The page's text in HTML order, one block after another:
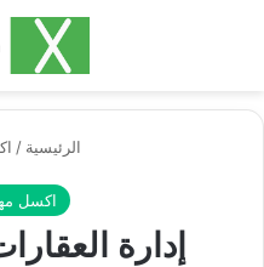
الرئيسية /
اكسل
إدارة